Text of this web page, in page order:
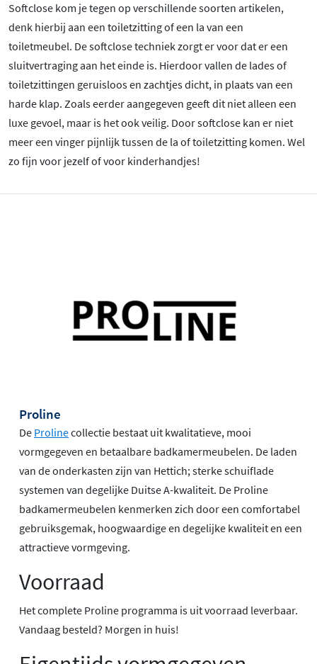
Softclose kom je tegen op verschillende soorten artikelen,
denk hierbij aan een toiletzitting of een la van een
toiletmeubel. De softclose techniek zorgt er voor dat er een
sluitvertraging aan het einde is. Hierdoor vallen de lades of
toiletzittingen geruisloos en zachtjes dicht, in plaats van een
harde klap. Zoals eerder aangegeven geeft dit niet alleen een
luxe gevoel, maar is het ook veilig. Door softclose kan er niet
meer een vinger pijnlijk tussen de la of toiletzitting komen. Wel
zo fijn voor jezelf of voor kinderhandjes!
Proline
De Prolinecollectie bestaat uit kwalitatieve, mooi
vormgegeven en betaalbare badkamermeubelen. De laden
van de onderkasten zijn van Hettich; sterke schuiflade
systemen van degelijke Duitse A-kwaliteit. De Proline
badkamermeubelen kenmerken zich door een comfortabel
gebruiksgemak, hoogwaardige en degelijke kwaliteit en een
attractieve vormgeving.
Voorraad
Het complete Proline programma is uit voorraad leverbaar.
Vandaag besteld? Morgen in huis!